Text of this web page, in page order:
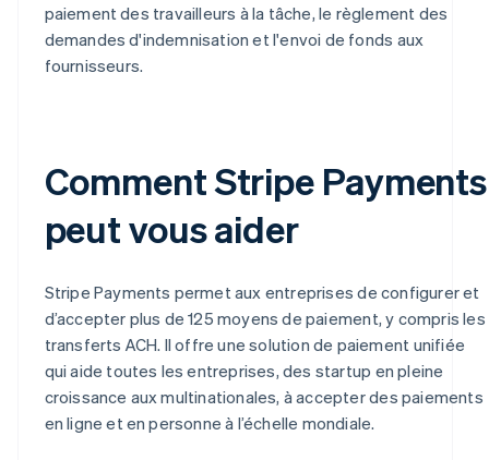
paiement des travailleurs à la tâche, le règlement des
demandes d'indemnisation et l'envoi de fonds aux
fournisseurs.
Comment Stripe Payments
peut vous aider
Stripe Payments permet aux entreprises de configurer et
d’accepter plus de 125 moyens de paiement, y compris les
transferts ACH. Il offre une solution de paiement unifiée
qui aide toutes les entreprises, des startup en pleine
croissance aux multinationales, à accepter des paiements
en ligne et en personne à l’échelle mondiale.